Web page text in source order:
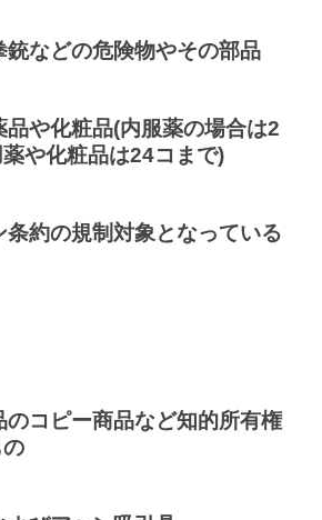
銃などの危険物やその部品
品や化粧品(内服薬の場合は2
や化粧品は24コまで)
条約の規制対象となっている
のコピー商品など知的所有権